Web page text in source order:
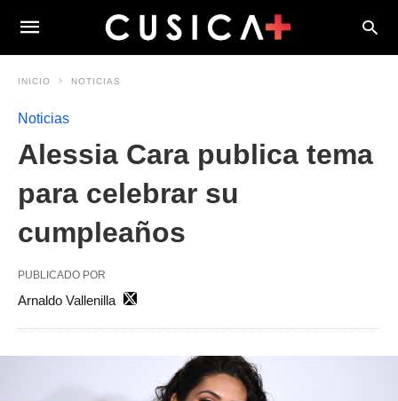
INICIO NOTICIAS
Noticias
Alessia Cara publica tema
para celebrar su
cumpleaños
PUBLICADO POR
Arnaldo Vallenilla